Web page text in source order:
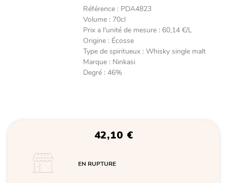
Référence : PDA4823
Volume : 70cl
Prix a l'unité de mesure :60,14 €/L
Origine : Écosse
Type de spiritueux :Whisky single malt
Marque : Ninkasi
Degré :46%
42,10 €
EN RUPTURE